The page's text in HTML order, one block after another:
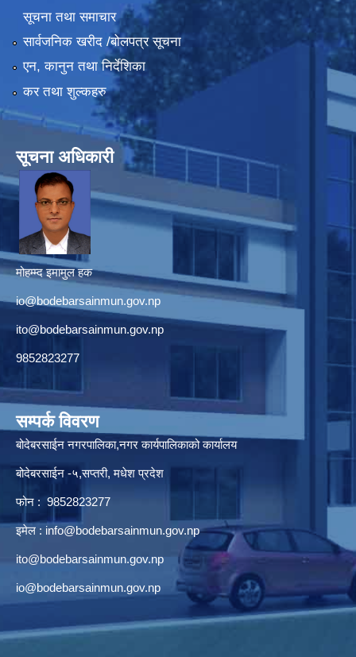
सूचना तथा समाचार
सार्वजनिक खरीद /बोलपत्र सूचना
एन, कानुन तथा निर्देशिका
कर तथा शुल्कहरु
सूचना अधिकारी
मोहम्म्द इमामुल हक
io@bodebarsainmun.gov.np
ito@bodebarsainmun.gov.np
9852823277
सम्पर्क विवरण
बोदेबरसाईन नगरपालिका,नगर कार्यपालिकाको कार्यालय
बोदेबरसाईन -५,सप्तरी, मधेश प्रदेश
फोन : 9852823277
इमेल : info@bodebarsainmun.gov.np
ito@bodebarsainmun.gov.np
io@bodebarsainmun.gov.np